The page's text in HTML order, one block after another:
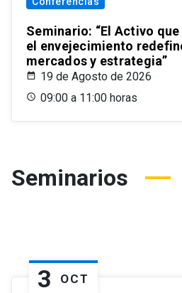
Seminario: “El Activo
el envejecimiento
mercados y estrategia”
19 de Agosto de 2026
09:00 a 11:00 horas
Seminarios
3 OCT